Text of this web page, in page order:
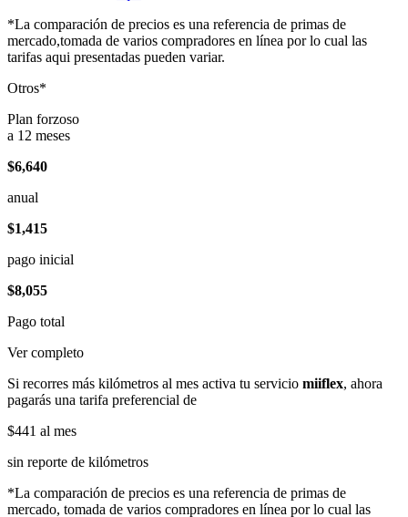
*La comparación de precios es una referencia de primas de
mercado,tomada de varios compradores en línea por lo cual las
tarifas aqui presentadas pueden variar.
Otros*
Plan forzoso
a 12 meses
$6,640
anual
$1,415
pago inicial
$8,055
Pago total
Ver completo
Si recorres más kilómetros al mes activa tu servicio miiflex, ahora
pagarás una tarifa preferencial de
$441 al mes
sin reporte de kilómetros
*La comparación de precios es una referencia de primas de
mercado, tomada de varios compradores en línea por lo cual las